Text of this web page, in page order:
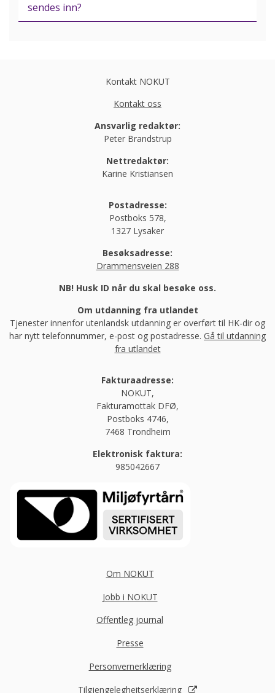
sendes inn?
Kontakt NOKUT
Kontakt oss
Ansvarlig redaktør:
Peter Brandstrup
Nettredaktør:
Karine Kristiansen
Postadresse:
Postboks 578,
1327 Lysaker
Besøksadresse:
Drammensveien 288
NB! Husk ID når du skal besøke oss.
Om utdanning fra utlandet
Tjenester innenfor utenlandsk utdanning er overført til HK-dir og
har nytt telefonnummer, e-post og postadresse. Gå til utdanning
fra utlandet
Fakturaadresse:
NOKUT,
Fakturamottak DFØ,
Postboks 4746,
7468 Trondheim
Elektronisk faktura:
985042667
Om NOKUT
Jobb i NOKUT
Offentleg journal
Presse
Personvernerklæring
Tilgjengelegheitserklæring